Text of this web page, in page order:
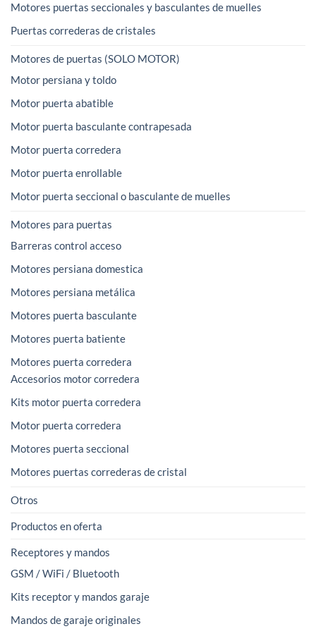
Motores puertas seccionales y basculantes de muelles
Puertas correderas de cristales
Motores de puertas (SOLO MOTOR)
Motor persiana y toldo
Motor puerta abatible
Motor puerta basculante contrapesada
Motor puerta corredera
Motor puerta enrollable
Motor puerta seccional o basculante de muelles
Motores para puertas
Barreras control acceso
Motores persiana domestica
Motores persiana metálica
Motores puerta basculante
Motores puerta batiente
Motores puerta corredera
Accesorios motor corredera
Kits motor puerta corredera
Motor puerta corredera
Motores puerta seccional
Motores puertas correderas de cristal
Otros
Productos en oferta
Receptores y mandos
GSM / WiFi / Bluetooth
Kits receptor y mandos garaje
Mandos de garaje originales